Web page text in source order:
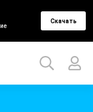
Скачать